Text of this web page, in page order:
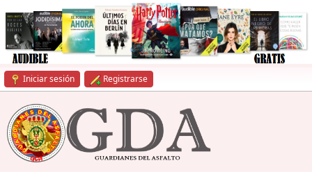
Iniciar sesión Registrarse